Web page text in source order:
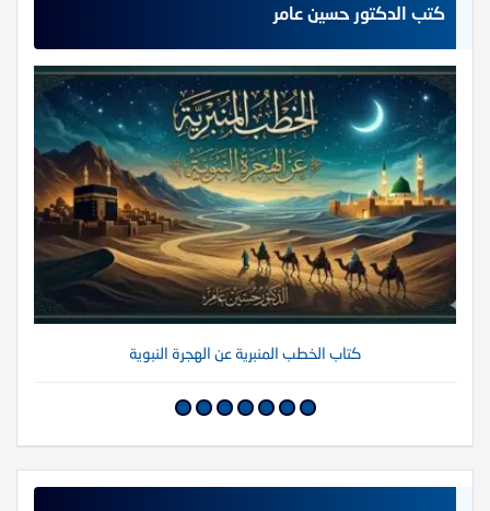
كتب الدكتور حسين عامر
كتاب الخطب المنبرية عن الهجرة النبوية